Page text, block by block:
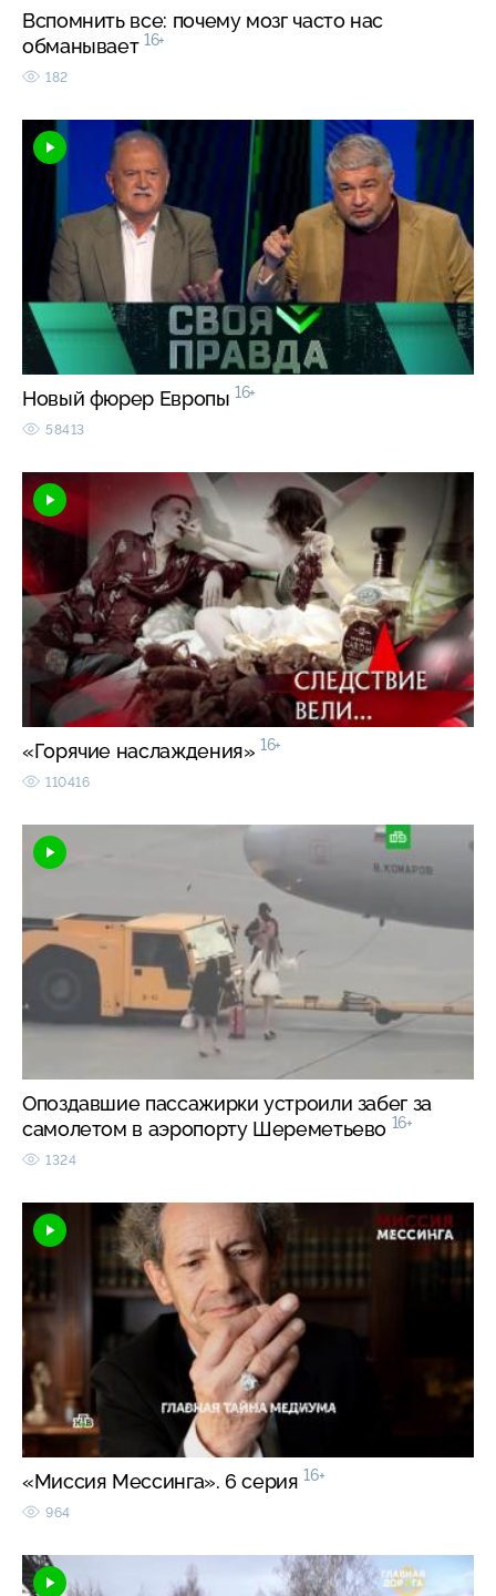
Вспомнить все: почему мозг часто нас
обманывает 16+
182
Новый фюрер Европы 16+
58413
«Горячие наслаждения» 16+
110416
Опоздавшие пассажирки устроили забег за
самолетом в аэропорту Шереметьево 16+
1324
«Миссия Мессинга». 6 серия 16+
964